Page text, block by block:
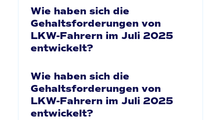
Wie haben sich die
Gehaltsforderungen von
LKW-Fahrern im Juli 2025
entwickelt?
Wie haben sich die
Gehaltsforderungen von
LKW-Fahrern im Juli 2025
entwickelt?